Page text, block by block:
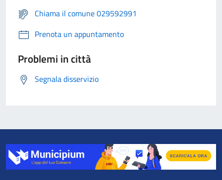
Chiama il comune 029592991
Prenota un appuntamento
Problemi in città
Segnala disservizio